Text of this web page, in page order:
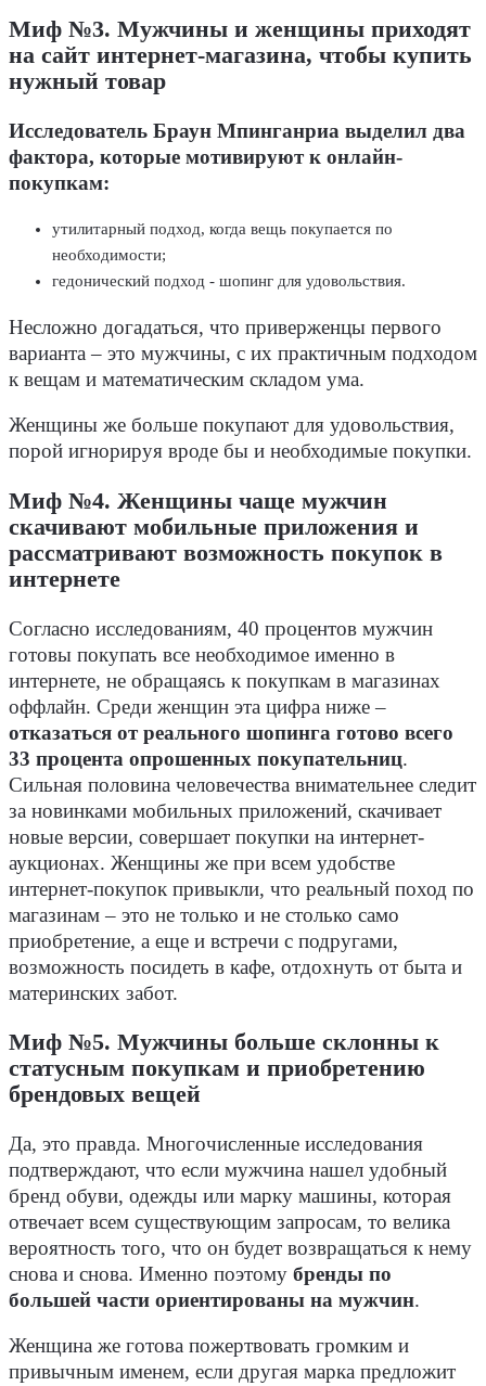
Миф №3. Мужчины и женщины приходят
на сайт интернет-магазина, чтобы купить
нужный товар
Исследователь Браун Мпинганриа выделил два
фактора, которые мотивируют к онлайн-
покупкам:
утилитарный подход, когда вещь покупается по
необходимости;
гедонический подход - шопинг для удовольствия.
Несложно догадаться, что приверженцы первого
варианта – это мужчины, с их практичным подходом
к вещам и математическим складом ума.
Женщины же больше покупают для удовольствия,
порой игнорируя вроде бы и необходимые покупки.
Миф №4. Женщины чаще мужчин
скачивают мобильные приложения и
рассматривают возможность покупок в
интернете
Согласно исследованиям, 40 процентов мужчин
готовы покупать все необходимое именно в
интернете, не обращаясь к покупкам в магазинах
оффлайн. Среди женщин эта цифра ниже –
отказаться от реального шопинга готово всего
33 процента опрошенных покупательниц.
Сильная половина человечества внимательнее следит
за новинками мобильных приложений, скачивает
новые версии, совершает покупки на интернет-
аукционах. Женщины же при всем удобстве
интернет-покупок привыкли, что реальный поход по
магазинам – это не только и не столько само
приобретение, а еще и встречи с подругами,
возможность посидеть в кафе, отдохнуть от быта и
материнских забот.
Миф №5. Мужчины больше склонны к
статусным покупкам и приобретению
брендовых вещей
Да, это правда. Многочисленные исследования
подтверждают, что если мужчина нашел удобный
бренд обуви, одежды или марку машины, которая
отвечает всем существующим запросам, то велика
вероятность того, что он будет возвращаться к нему
снова и снова. Именно поэтому бренды по
большей части ориентированы на мужчин.
Женщина же готова пожертвовать громким и
привычным именем, если другая марка предложит